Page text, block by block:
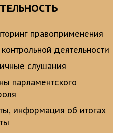
правоприменения
деятельности
слушания
парламентского
информация об итогах